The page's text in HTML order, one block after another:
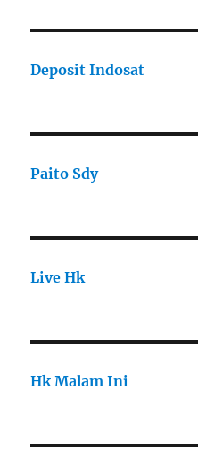
Deposit Indosat
Paito Sdy
Live Hk
Hk Malam Ini